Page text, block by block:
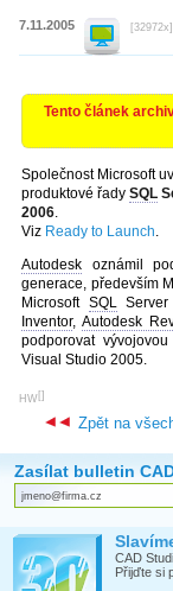
7.11.2005 [32972x]
Tento článek
Společnost Microsoft
produktové řady SQL
2006.
Viz Ready to Launch.
Autodesk oznámil
generace, především
Microsoft SQLServer
Inventor,Autodesk
podporovat
Visual Studio 2005.
[
HW ]
Zpět na
Zasílat bulletin
CAD
Přijďte si